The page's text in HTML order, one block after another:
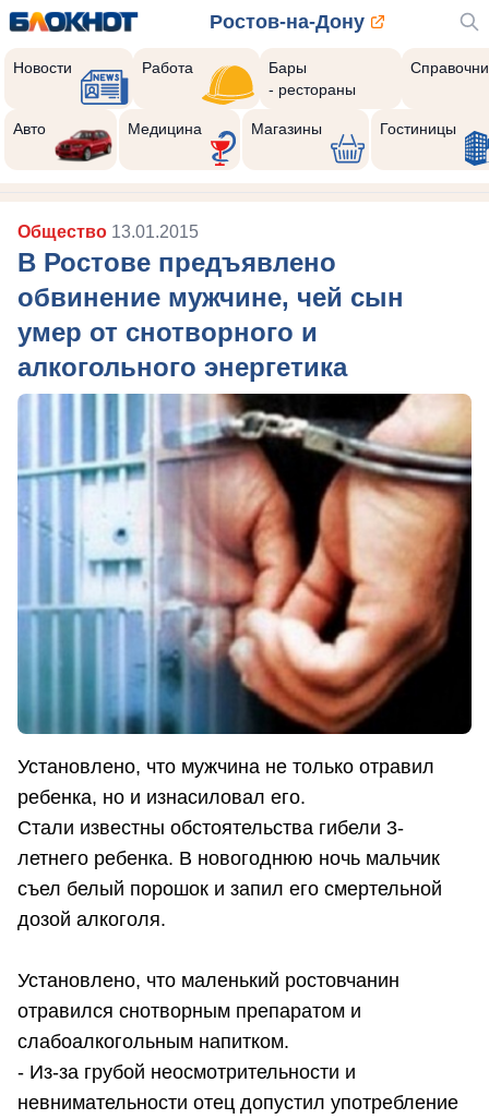
Ростов-на-Дону
Новости Работа
Бары
- рестораны
Авто Медицина Магазины Гостиницы
Общество 13.01.2015
В Ростове предъявлено
обвинение мужчине, чей сын
умер от снотворного и
алкогольного энергетика
Установлено, что мужчина не только отравил
ребенка, но и изнасиловал его.
Стали известны обстоятельства гибели 3-
летнего ребенка. В новогоднюю ночь мальчик
съел белый порошок и запил его смертельной
дозой алкоголя.
Установлено, что маленький ростовчанин
отравился снотворным препаратом и
слабоалкогольным напитком.
- Из-за грубой неосмотрительности и
невнимательности отец допустил употребление